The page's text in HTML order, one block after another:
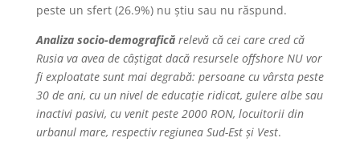
peste un sfert (26.9%) nu știu sau nu răspund.
Analiza socio-demograficărelevă că cei care cred că
Rusia va avea de câștigat dacă resursele offshore NU vor
fi exploatate sunt mai degrabă: persoane cu vârsta peste
30 de ani, cu un nivel de educație ridicat, gulere albe sau
inactivi pasivi, cu venit peste 2000 RON, locuitorii din
urbanul mare, respectiv regiunea Sud-Est și Vest.